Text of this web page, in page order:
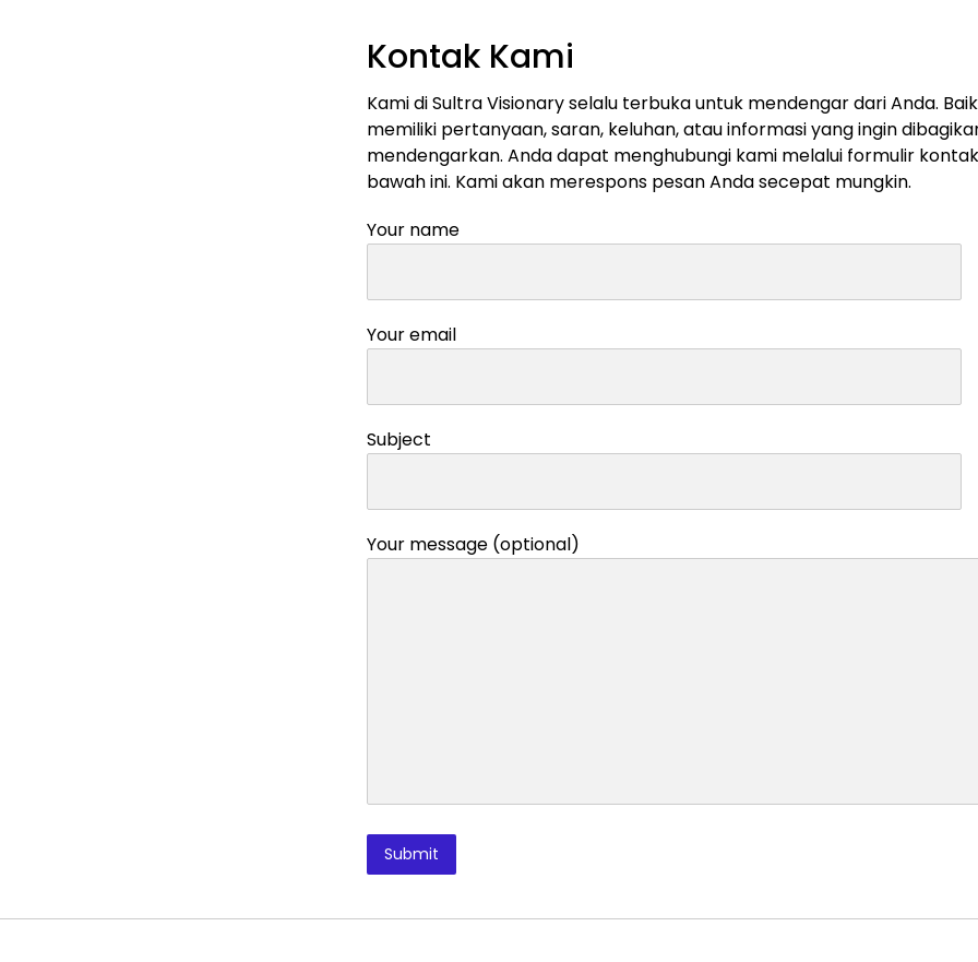
Kontak Kami
Kami di Sultra Visionary selalu terbuka untuk mendengar dari Anda.
memiliki pertanyaan, saran, keluhan, atau informasi yang ingin
mendengarkan. Anda dapat menghubungi kami melalui formulir
bawah ini. Kami akan merespons pesan Anda secepat mungkin.
Your name
Your email
Subject
Your message (optional)